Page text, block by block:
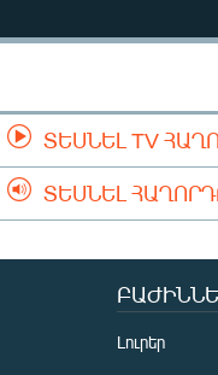
ՏԵՍՆԵԼ TV
ՏԵՍՆԵԼ
Լուրեր